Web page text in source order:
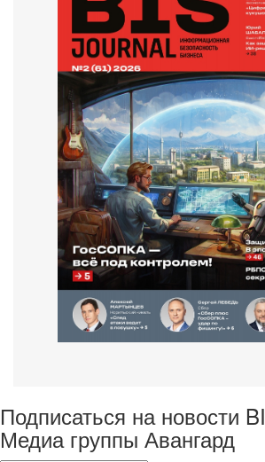
Подписаться на новости
Медиа группы Авангард